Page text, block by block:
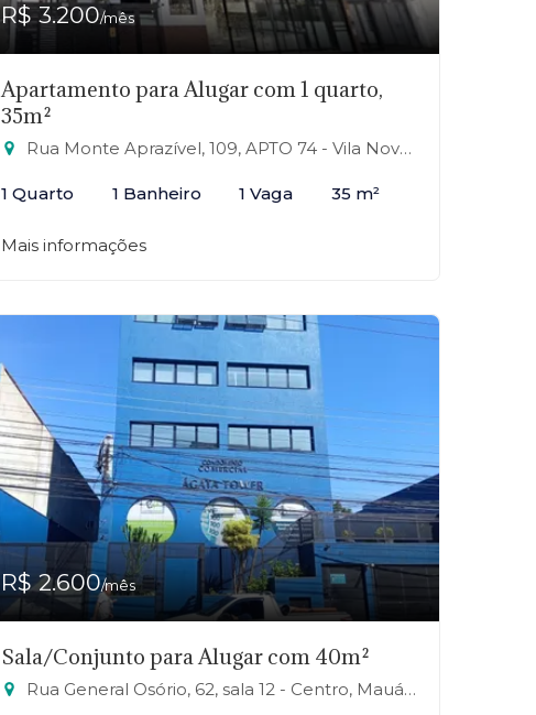
R$ 3.200/mês
Apartamento para Alugar com 1 quarto,
35m²
Rua Monte Aprazível, 109, APTO 74 - Vila Nova Conceição, São Paulo-SP
1 Quarto 1 Banheiro 1 Vaga 35 m²
Mais informações
R$ 2.600/mês
Sala/Conjunto para Alugar com 40m²
Rua General Osório, 62, sala 12 - Centro, Mauá-SP